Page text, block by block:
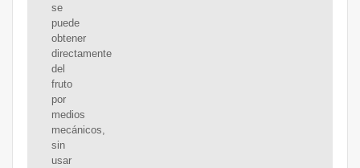
se
puede
obtener
directamente
del
fruto
por
medios
mecánicos,
sin
usar